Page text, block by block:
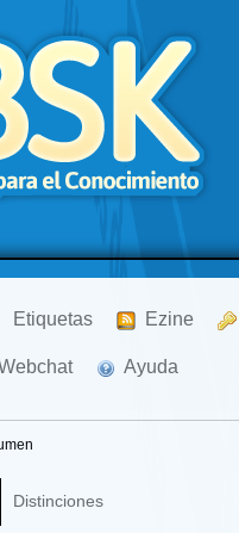
Etiquetas Ezine
Ayuda
Distinciones